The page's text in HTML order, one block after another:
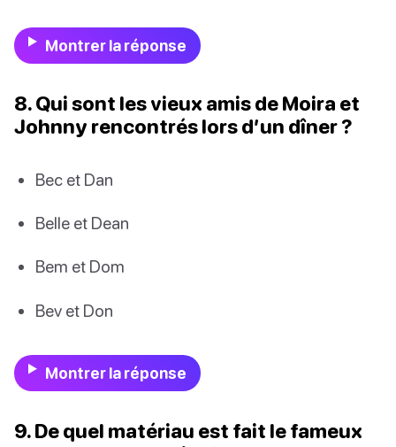
Montrer la réponse
8. Qui sont les vieux amis de Moira et
Johnny rencontrés lors d’un dîner ?
Bec et Dan
Belle et Dean
Bem et Dom
Bev et Don
Montrer la réponse
9. De quel matériau est fait le fameux